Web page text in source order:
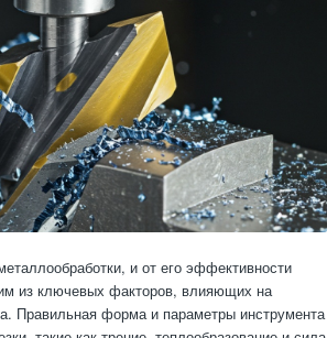
и от его эффективности
из ключевых факторов, влияющих на
Правильная форма и параметры инструмента